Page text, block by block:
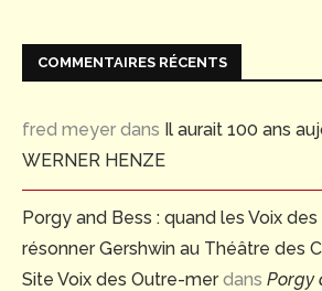
COMMENTAIRES RÉCENTS
fred meyer dans Il aurait 100 ans
WERNER HENZE
Porgy and Bess : quand les Voix
résonner Gershwin au Théâtre des
Site Voix des Outre-merdans Porgy